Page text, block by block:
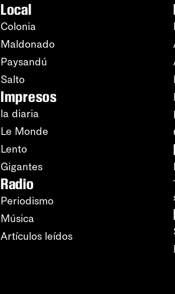
Local
Colonia
Maldonado
Paysandú
Salto
Impresos
la diaria
Le Monde
Lento
Gigantes
Radio
Periodismo
Música
Artículos leídos